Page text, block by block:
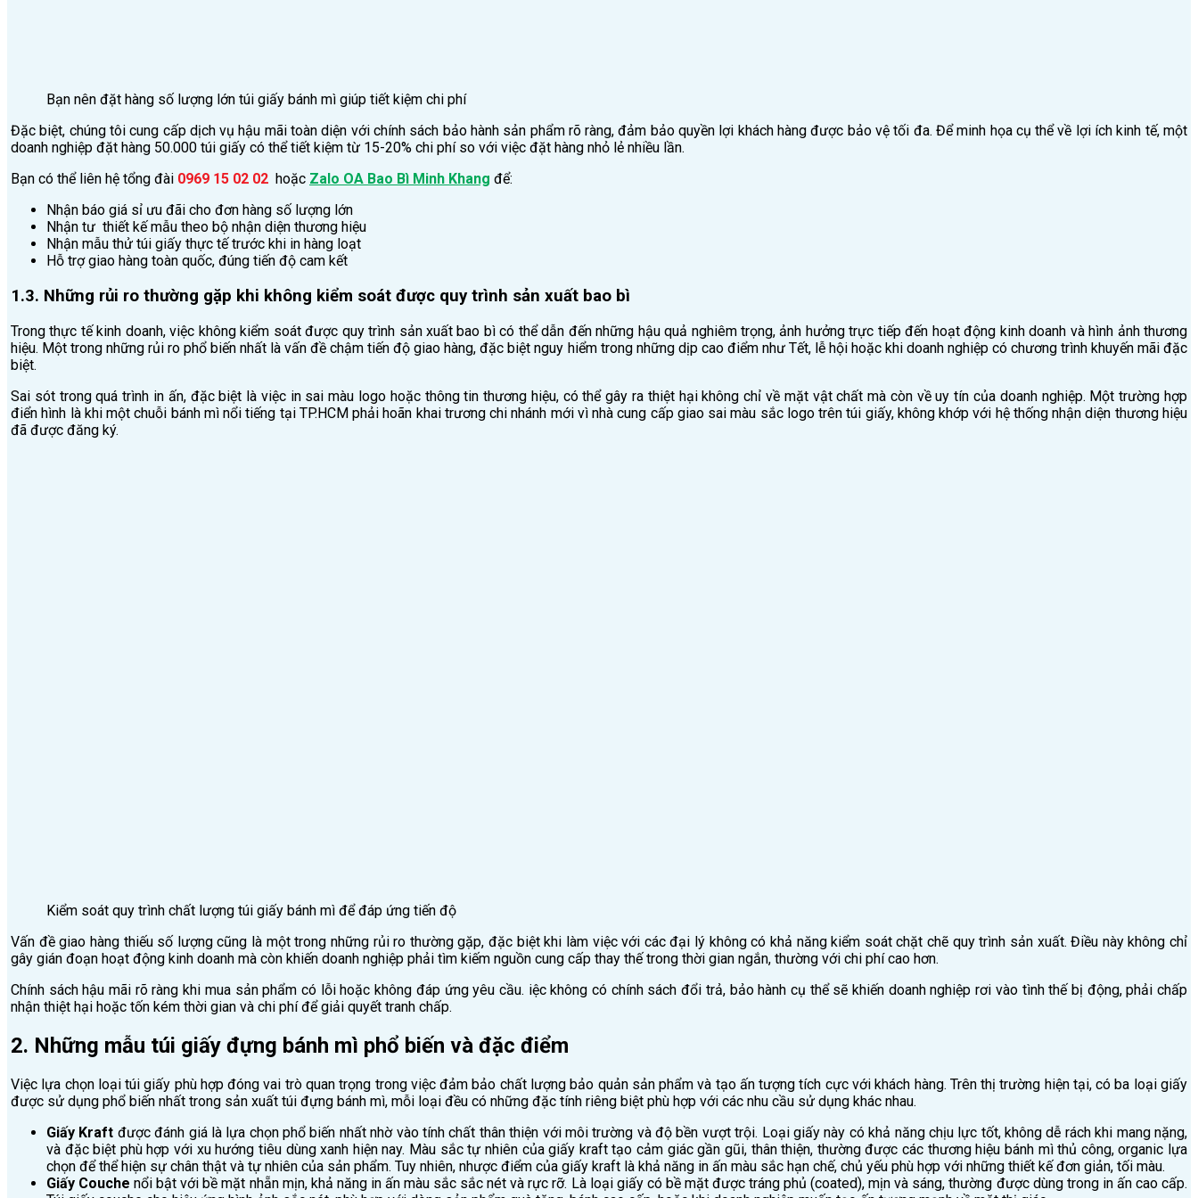
Bạn nên đặt hàng số lượng lớn túi giấy bánh mì giúp tiết kiệm chi phí
Đặc biệt, chúng tôi cung cấp dịch vụ hậu mãi toàn diện với chính sách bảo hành sản phẩm rõ ràng, đảm bảo quyền lợi khách hàng được bảo vệ tối đa. Để minh họa cụ thể về lợi ích kinh tế, một
doanh nghiệp đặt hàng 50.000 túi giấy có thể tiết kiệm từ 15-20% chi phí so với việc đặt hàng nhỏ lẻ nhiều lần.
Bạn có thể liên hệ tổng đài 0969 15 02 02 hoặc Zalo OA Bao Bì Minh Khang để:
Nhận báo giá sỉ ưu đãi cho đơn hàng số lượng lớn
Nhận tư thiết kế mẫu theo bộ nhận diện thương hiệu
Nhận mẫu thử túi giấy thực tế trước khi in hàng loạt
Hỗ trợ giao hàng toàn quốc, đúng tiến độ cam kết
1.3. Những rủi ro thường gặp khi không kiểm soát được quy trình sản xuất bao bì
Trong thực tế kinh doanh, việc không kiểm soát được quy trình sản xuất bao bì có thể dẫn đến những hậu quả nghiêm trọng, ảnh hưởng trực tiếp đến hoạt động kinh doanh và hình ảnh thương
hiệu. Một trong những rủi ro phổ biến nhất là vấn đề chậm tiến độ giao hàng, đặc biệt nguy hiểm trong những dịp cao điểm như Tết, lễ hội hoặc khi doanh nghiệp có chương trình khuyến mãi đặc
biệt.
Sai sót trong quá trình in ấn, đặc biệt là việc in sai màu logo hoặc thông tin thương hiệu, có thể gây ra thiệt hại không chỉ về mặt vật chất mà còn về uy tín của doanh nghiệp. Một trường hợp
điển hình là khi một chuỗi bánh mì nổi tiếng tại TP.HCM phải hoãn khai trương chi nhánh mới vì nhà cung cấp giao sai màu sắc logo trên túi giấy, không khớp với hệ thống nhận diện thương hiệu
đã được đăng ký.
Kiểm soát quy trình chất lượng túi giấy bánh mì để đáp ứng tiến độ
Vấn đề giao hàng thiếu số lượng cũng là một trong những rủi ro thường gặp, đặc biệt khi làm việc với các đại lý không có khả năng kiểm soát chặt chẽ quy trình sản xuất. Điều này không chỉ
gây gián đoạn hoạt động kinh doanh mà còn khiến doanh nghiệp phải tìm kiếm nguồn cung cấp thay thế trong thời gian ngắn, thường với chi phí cao hơn.
Chính sách hậu mãi rõ ràng khi mua sản phẩm có lỗi hoặc không đáp ứng yêu cầu. iệc không có chính sách đổi trả, bảo hành cụ thể sẽ khiến doanh nghiệp rơi vào tình thế bị động, phải chấp
nhận thiệt hại hoặc tốn kém thời gian và chi phí để giải quyết tranh chấp.
2. Những mẫu túi giấy đựng bánh mì phổ biến và đặc điểm
Việc lựa chọn loại túi giấy phù hợp đóng vai trò quan trọng trong việc đảm bảo chất lượng bảo quản sản phẩm và tạo ấn tượng tích cực với khách hàng. Trên thị trường hiện tại, có ba loại giấy
được sử dụng phổ biến nhất trong sản xuất túi đựng bánh mì, mỗi loại đều có những đặc tính riêng biệt phù hợp với các nhu cầu sử dụng khác nhau.
Giấy Kraft được đánh giá là lựa chọn phổ biến nhất nhờ vào tính chất thân thiện với môi trường và độ bền vượt trội. Loại giấy này có khả năng chịu lực tốt, không dễ rách khi mang nặng,
và đặc biệt phù hợp với xu hướng tiêu dùng xanh hiện nay. Màu sắc tự nhiên của giấy kraft tạo cảm giác gần gũi, thân thiện, thường được các thương hiệu bánh mì thủ công, organic lựa
chọn để thể hiện sự chân thật và tự nhiên của sản phẩm. Tuy nhiên, nhược điểm của giấy kraft là khả năng in ấn màu sắc hạn chế, chủ yếu phù hợp với những thiết kế đơn giản, tối màu.
Giấy Couche nổi bật với bề mặt nhẵn mịn, khả năng in ấn màu sắc sắc nét và rực rỡ. Là loại giấy có bề mặt được tráng phủ (coated), mịn và sáng, thường được dùng trong in ấn cao cấp.